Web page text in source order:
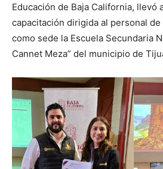
Educación de Baja California, llevó
capacitación dirigida al personal
como sede la Escuela Secundaria
Cannet Meza” del municipio de